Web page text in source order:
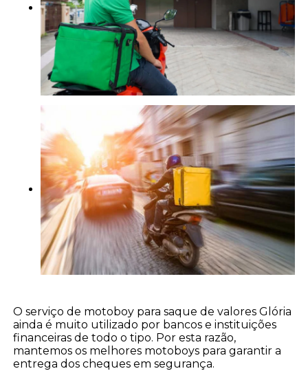
O serviço de motoboy para saque de valores Glória
ainda é muito utilizado por bancos e instituições
financeiras de todo o tipo. Por esta razão,
mantemos os melhores motoboys para garantir a
entrega dos cheques em segurança.